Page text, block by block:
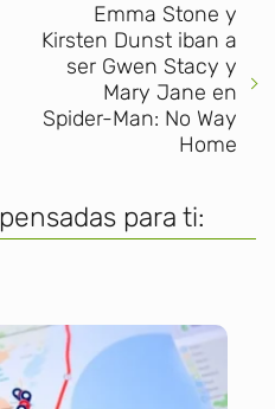
Emma Stone y
Kirsten Dunst iban a
ser Gwen Stacy y
Mary Jane en
Spider-Man: No Way
Home
para ti: